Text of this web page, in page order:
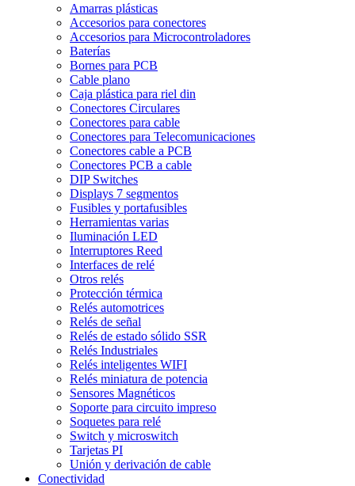
Amarras plásticas
Accesorios para conectores
Accesorios para Microcontroladores
Baterías
Bornes para PCB
Cable plano
Caja plástica para riel din
Conectores Circulares
Conectores para cable
Conectores para Telecomunicaciones
Conectores cable a PCB
Conectores PCB a cable
DIP Switches
Displays 7 segmentos
Fusibles y portafusibles
Herramientas varias
Iluminación LED
Interruptores Reed
Interfaces de relé
Otros relés
Protección térmica
Relés automotrices
Relés de señal
Relés de estado sólido SSR
Relés Industriales
Relés inteligentes WIFI
Relés miniatura de potencia
Sensores Magnéticos
Soporte para circuito impreso
Soquetes para relé
Switch y microswitch
Tarjetas PI
Unión y derivación de cable
Conectividad